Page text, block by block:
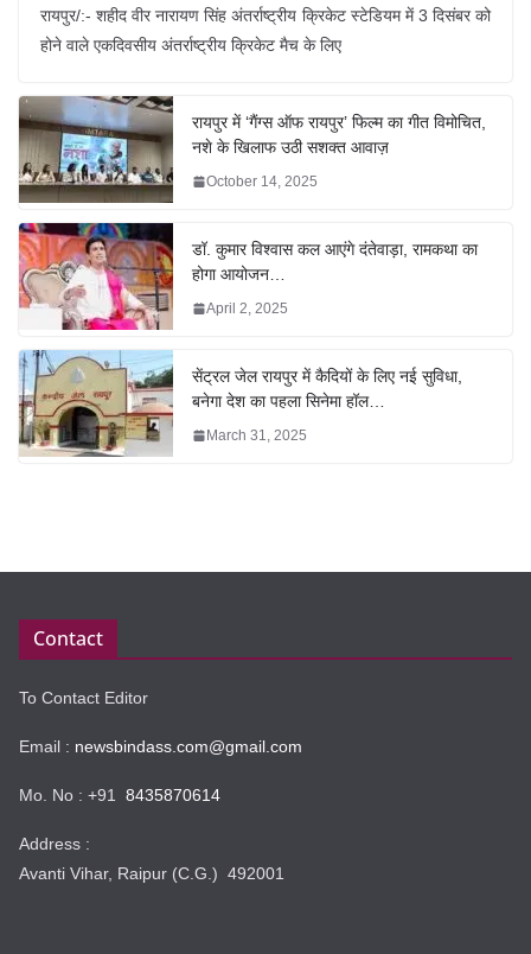
रायपुर/:- शहीद वीर नारायण सिंह अंतर्राष्ट्रीय क्रिकेट स्टेडियम में 3 दिसंबर को
होने वाले एकदिवसीय अंतर्राष्ट्रीय क्रिकेट मैच के लिए
रायपुर में ‘गैंग्स ऑफ रायपुर’ फिल्म का गीत विमोचित,
नशे के खिलाफ उठी सशक्त आवाज़
October 14, 2025
डॉ. कुमार विश्वास कल आएंगे दंतेवाड़ा, रामकथा का
होगा आयोजन…
April 2, 2025
सेंट्रल जेल रायपुर में कैदियों के लिए नई सुविधा,
बनेगा देश का पहला सिनेमा हॉल…
March 31, 2025
Contact
To Contact Editor
Email : newsbindass.com@gmail.com
Mo. No : +91 8435870614
Address :
Avanti Vihar, Raipur (C.G.) 492001